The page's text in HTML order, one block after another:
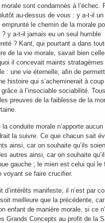
sont condamnés à l’échec.
au-dessus de vous : y a-t-il
le chemin de la morale
y a-t-il jamais eu un seul humble
? Kant, qui pourtant a dans
de la vie morale, savait bien
il concevait maints stratagèmes
: une vie éternelle, afin de
histoire qui s’acheminerait à
à l’insociable sociabilité.
preuves de la faiblesse de la
la conduite morale n’apporte
la suivre. Ce que chacun sait
ainsi, car on souhaite qu’ils
autres ainsi, car on souhaite
gauche ; le mien est celui qui le
voyant se faire crucifier.
d’intérêts manifeste, il n’est par
meilleure que la précédente,
enfant de manière morale, si ce
Grands Concepts au profit de la